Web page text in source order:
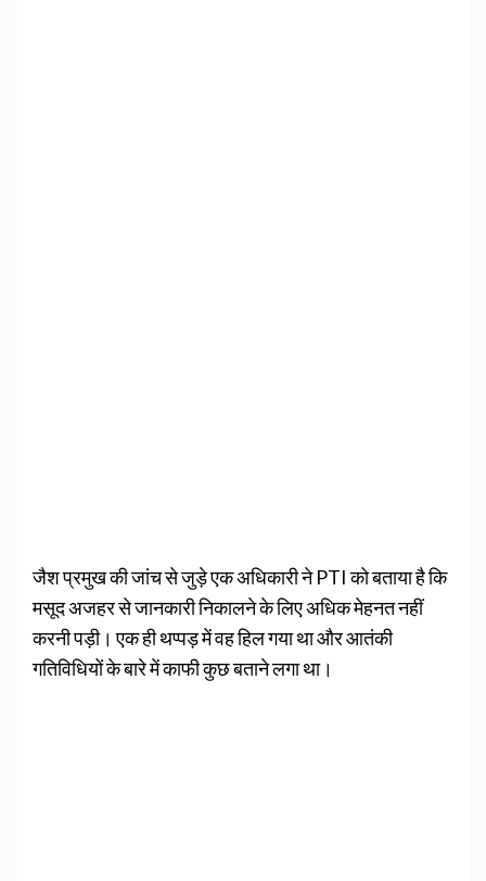
जैश प्रमुख की जांच से जुड़े एक अधिकारी ने PTI को बताया है कि
मसूद अजहर से जानकारी निकालने के लिए अधिक मेहनत नहीं
करनी पड़ी। एक ही थप्पड़ में वह हिल गया था और आतंकी
गतिविधियों के बारे में काफी कुछ बताने लगा था।